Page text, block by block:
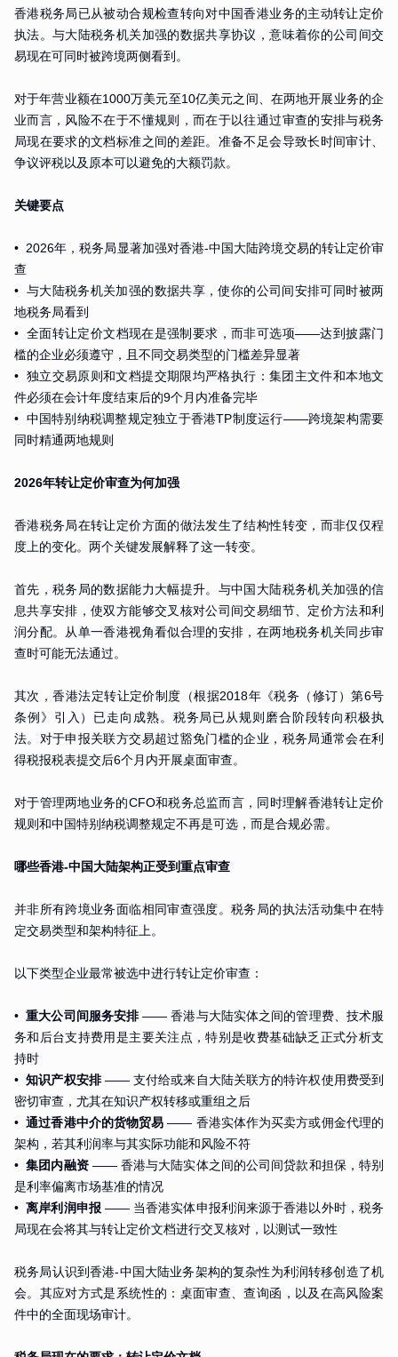
香港税务局已从被动合规检查转向对中国香港业务的主动转让定价
执法。与大陆税务机关加强的数据共享协议，意味着你的公司间交
易现在可同时被跨境两侧看到。
对于年营业额在1000万美元至10亿美元之间、在两地开展业务的企
业而言，风险不在于不懂规则，而在于以往通过审查的安排与税务
局现在要求的文档标准之间的差距。准备不足会导致长时间审计、
争议评税以及原本可以避免的大额罚款。
关键要点
• 2026年，税务局显著加强对香港-中国大陆跨境交易的转让定价审
查
• 与大陆税务机关加强的数据共享，使你的公司间安排可同时被两
地税务局看到
• 全面转让定价文档现在是强制要求，而非可选项——达到披露门
槛的企业必须遵守，且不同交易类型的门槛差异显著
• 独立交易原则和文档提交期限均严格执行：集团主文件和本地文
件必须在会计年度结束后的9个月内准备完毕
• 中国特别纳税调整规定独立于香港TP制度运行——跨境架构需要
同时精通两地规则
2026年转让定价审查为何加强
香港税务局在转让定价方面的做法发生了结构性转变，而非仅仅程
度上的变化。两个关键发展解释了这一转变。
首先，税务局的数据能力大幅提升。与中国大陆税务机关加强的信
息共享安排，使双方能够交叉核对公司间交易细节、定价方法和利
润分配。从单一香港视角看似合理的安排，在两地税务机关同步审
查时可能无法通过。
其次，香港法定转让定价制度（根据2018年《税务（修订）第6号
条例》引入）已走向成熟。税务局已从规则磨合阶段转向积极执
法。对于申报关联方交易超过豁免门槛的企业，税务局通常会在利
得税报税表提交后6个月内开展桌面审查。
对于管理两地业务的CFO和税务总监而言，同时理解香港转让定价
规则和中国特别纳税调整规定不再是可选，而是合规必需。
哪些香港-中国大陆架构正受到重点审查
并非所有跨境业务面临相同审查强度。税务局的执法活动集中在特
定交易类型和架构特征上。
以下类型企业最常被选中进行转让定价审查：
•重大公司间服务安排—— 香港与大陆实体之间的管理费、技术服
务和后台支持费用是主要关注点，特别是收费基础缺乏正式分析支
持时
•知识产权安排—— 支付给或来自大陆关联方的特许权使用费受到
密切审查，尤其在知识产权转移或重组之后
•通过香港中介的货物贸易 —— 香港实体作为买卖方或佣金代理的
架构，若其利润率与其实际功能和风险不符
•集团内融资—— 香港与大陆实体之间的公司间贷款和担保，特别
是利率偏离市场基准的情况
•离岸利润申报—— 当香港实体申报利润来源于香港以外时，税务
局现在会将其与转让定价文档进行交叉核对，以测试一致性
税务局认识到香港-中国大陆业务架构的复杂性为利润转移创造了机
会。其应对方式是系统性的：桌面审查、查询函，以及在高风险案
件中的全面现场审计。